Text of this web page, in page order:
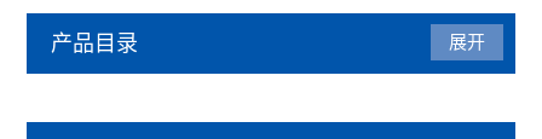
产品目录 展开